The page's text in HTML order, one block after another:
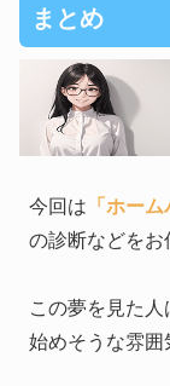
まとめ
今回は 「ホー
の診断などをお
この夢を見た
始めそうな雰囲